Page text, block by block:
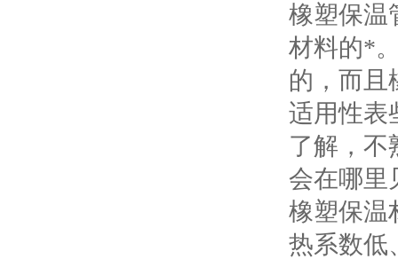
橡塑保温
材料的*
的，而且
适用性表
了解，不
会在哪里
橡塑保温
热系数低